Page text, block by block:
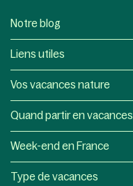
Notre blog
Liens utiles
Vos vacances nature
Quand partir en vacances
Week-end en France
Type de vacances